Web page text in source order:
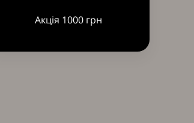
Акція 1000 грн